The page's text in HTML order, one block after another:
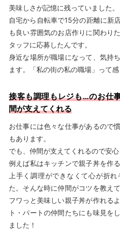
美味しさが記憶に残っていました。
自宅から自転車で15分の距離に新
も良い雰囲気のお店作りに関わり
タッフに応募したんです。
身近な場所が職場になって、気持
ます。「私の街の私の職場」って感
接客も調理もレジも…のお仕
間が支えてくれる
お仕事には色々な仕事があるので
もあります。
でも、仲間が支えてくれるので安心
例えば私はキッチンで親子丼を作
上手く調理ができなくて心が折
た。そんな時に仲間がコツを教え
フワっと美味しい親子丼が作れる
ト・パートの仲間たちにも味見を
ました！